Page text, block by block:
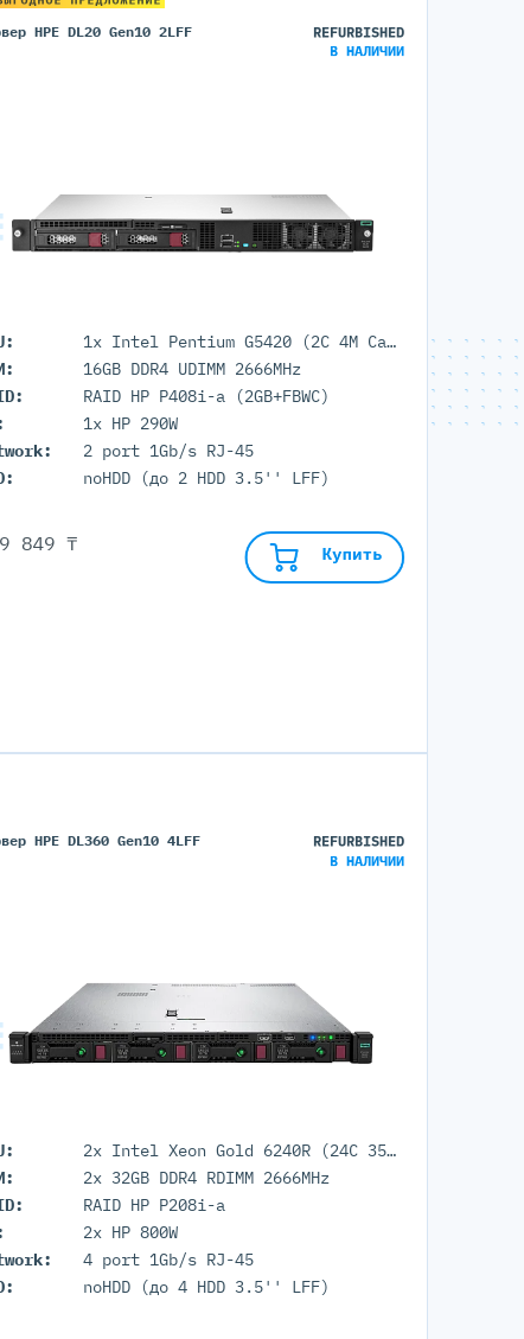
HPE DL20 Gen10 2LFF
REFURBISHED
В НАЛИЧИИ
1x Intel Pentium G5420 (2C 4M Cache 3.80 GHz)
16GB DDR4 UDIMM 2666MHz
RAID HP P408i-a (2GB+FBWC)
1x HP 290W
2 port 1Gb/s RJ-45
noHDD (до 2 HDD 3.5'' LFF)
849 ₸ Купить
HPE DL360 Gen10 4LFF
REFURBISHED
В НАЛИЧИИ
2x Intel Xeon Gold 6240R (24C 35.75M Cache 2.40 GHz)
2x 32GB DDR4 RDIMM 2666MHz
RAID HP P208i-a
2x HP 800W
4 port 1Gb/s RJ-45
noHDD (до 4 HDD 3.5'' LFF)